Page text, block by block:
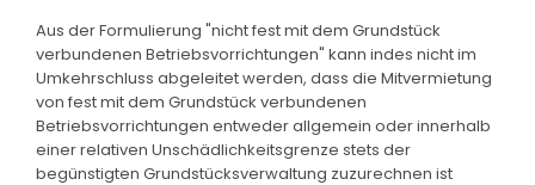
Aus der Formulierung "nicht fest mit dem Grundstück
verbundenen Betriebsvorrichtungen" kann indes nicht im
Umkehrschluss abgeleitet werden, dass die Mitvermietung
von fest mit dem Grundstück verbundenen
Betriebsvorrichtungen entweder allgemein oder innerhalb
einer relativen Unschädlichkeitsgrenze stets der
begünstigten Grundstücksverwaltung zuzurechnen ist